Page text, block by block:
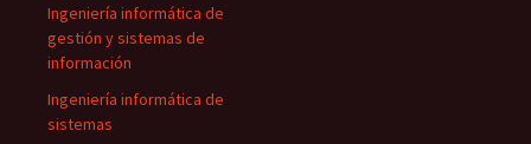
Ingeniería informática de
gestión y sistemas de
información
Ingeniería informática de
sistemas